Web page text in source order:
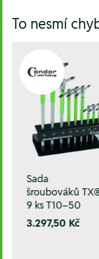
To nesmí
Sada
šroubováků
9 ks T10–50
3.297,50 Kč